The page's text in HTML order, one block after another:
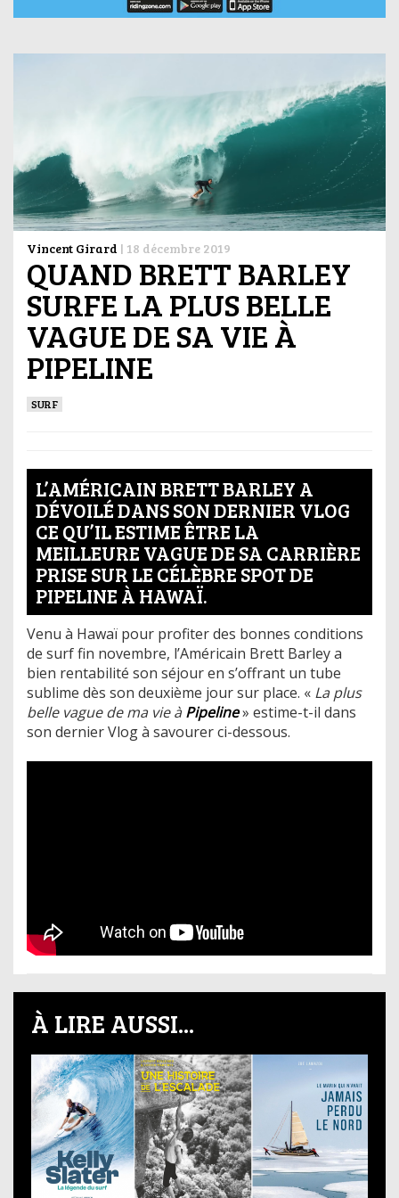
Vincent Girard | 18 décembre 2019
QUAND BRETT BARLEY
SURFE LA PLUS BELLE
VAGUE DE SA VIE À
PIPELINE
SURF
L’AMÉRICAIN BRETT BARLEY A
DÉVOILÉ DANS SON DERNIER VLOG
CE QU’IL ESTIME ÊTRE LA
MEILLEURE VAGUE DE SA CARRIÈRE
PRISE SUR LE CÉLÈBRE SPOT DE
PIPELINE À HAWAÏ.
Venu à Hawaï pour profiter des bonnes conditions
de surf fin novembre, l’Américain Brett Barley a
bien rentabilité son séjour en s’offrant un tube
sublime dès son deuxième jour sur place. « La plus
belle vague de ma vie àPipeline» estime-t-il dans
son dernier Vlog à savourer ci-dessous.
À LIRE AUSSI...